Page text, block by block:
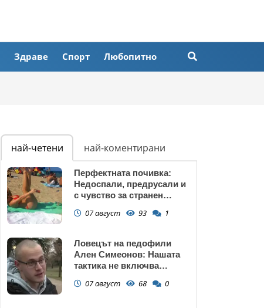
Здраве Спорт Любопитно
най-четени най-коментирани
Перфектната почивка:
Недоспали, предрусали и
с чувство за странен
07 август 93 1
Ловецът на педофили
Ален Симеонов: Нашата
тактика не включва
07 август 68 0